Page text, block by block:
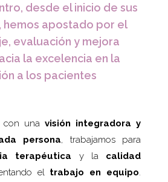
desde el inicio de sus
hemos apostado por el
evaluación y mejora
la excelencia en la
a los pacientes
con unavisión integradora y
persona, trabajamos para
terapéutica y la calidad
el trabajo en equipo.